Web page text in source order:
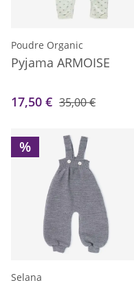
Poudre Organic
Pyjama ARMOISE
17,50 € 35,00 €
%
Selana